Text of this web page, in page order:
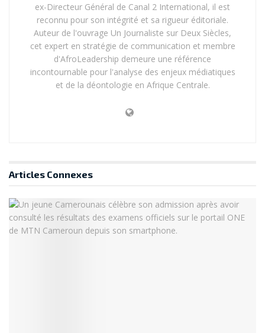
ex-Directeur Général de Canal 2 International, il est
reconnu pour son intégrité et sa rigueur éditoriale.
Auteur de l'ouvrage Un Journaliste sur Deux Siècles,
cet expert en stratégie de communication et membre
d'AfroLeadership demeure une référence
incontournable pour l'analyse des enjeux médiatiques
et de la déontologie en Afrique Centrale.
Articles Connexes